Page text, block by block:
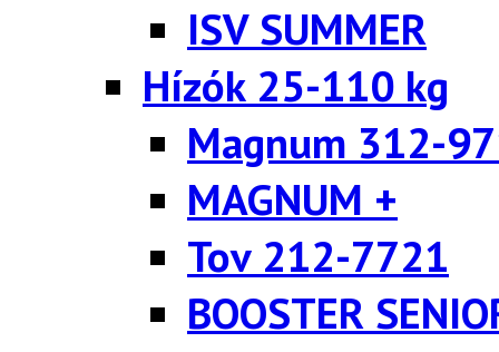
ISV SUMMER
Hízók 25-110 kg
Magnum 312-
MAGNUM +
Tov 212-7721
BOOSTER